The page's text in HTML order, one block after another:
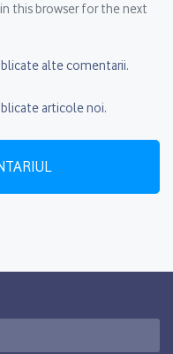
this browser for the next
alte comentarii.
articole noi.